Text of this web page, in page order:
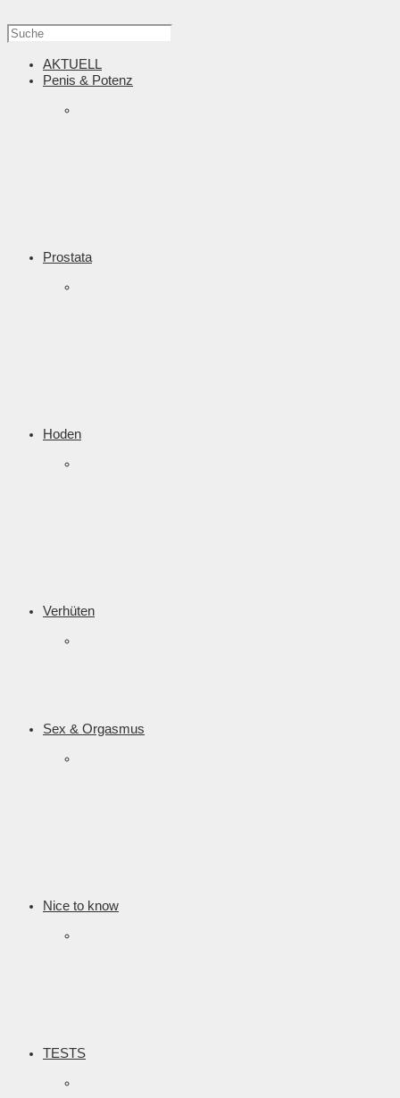
AKTUELL
Penis & Potenz
Prostata
Hoden
Verhüten
Sex & Orgasmus
Nice to know
TESTS